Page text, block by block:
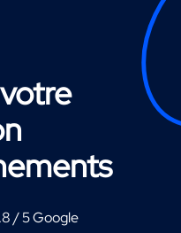
/ 5 Google